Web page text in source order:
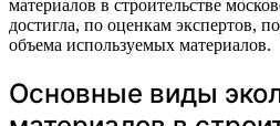
материалов в строительстве
достигла, по оценкам экспертов,
объема используемых материалов.
Основные виды